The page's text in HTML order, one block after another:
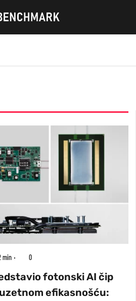
min 0
fotonski AI čip
efikasnošću: